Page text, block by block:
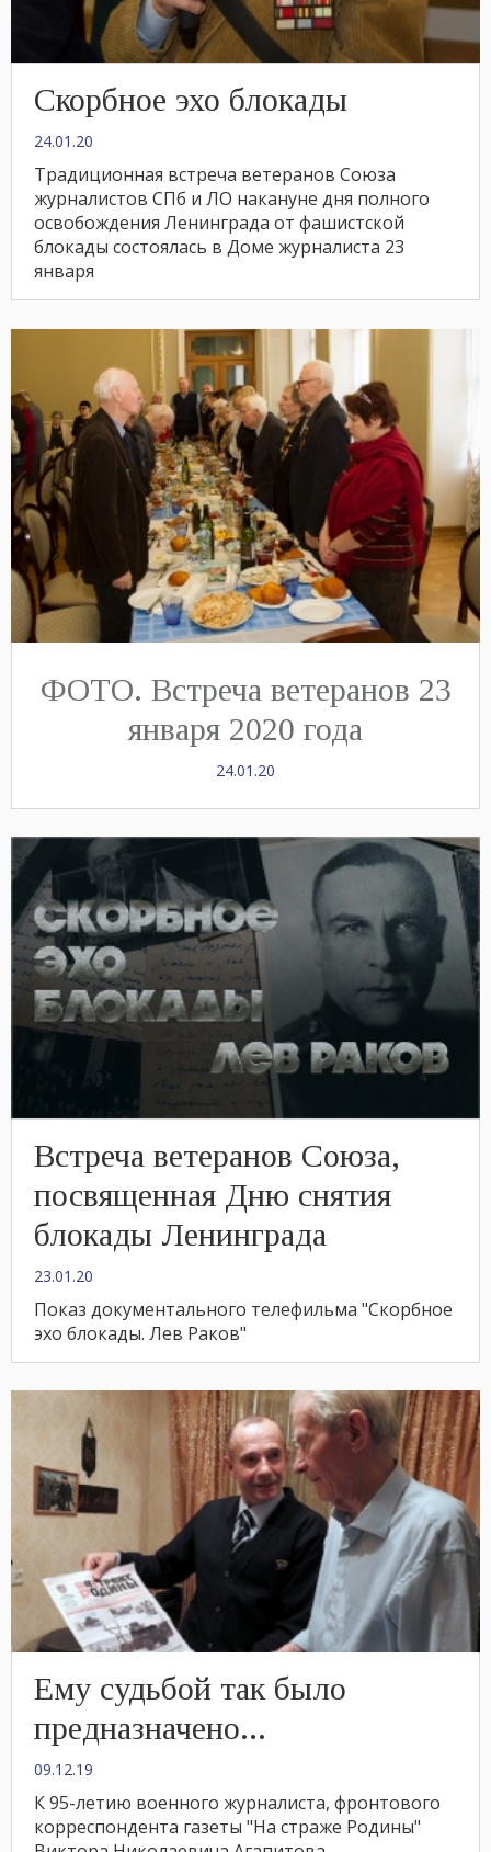
Скорбное эхо блокады
24.01.20
Традиционная встреча ветеранов Союза
журналистов СПб и ЛО накануне дня полного
освобождения Ленинграда от фашистской
блокады состоялась в Доме журналиста 23
января
ФОТО. Встреча ветеранов 23
января 2020 года
24.01.20
Встреча ветеранов Союза,
посвященная Дню снятия
блокады Ленинграда
23.01.20
Показ документального телефильма "Скорбное
эхо блокады. Лев Раков"
Ему судьбой так было
предназначено...
09.12.19
К 95-летию военного журналиста, фронтового
корреспондента газеты "На страже Родины"